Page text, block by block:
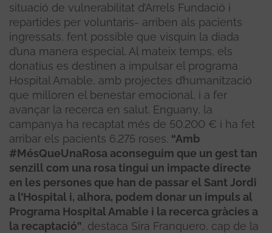
situació de vulnerabilitat d’Arrels Fundació i
repartides per voluntaris- arriben als pacients
ingressats, fent possible que visquin la diada
d’una manera especial. Al mateix temps, els
donatius es destinen a impulsar el programa
Hospital Amable, amb projectes d’humanització
que milloren el benestar emocional, i a fer
avançar la recerca en salut. Enguany, la
campanya ha recaptat més de 50.200 € i ha fet
arribar els pacients 6.275 roses. “Amb
#MésQueUnaRosa aconseguim que un gest tan
senzill com una rosa tingui un impacte directe
en les persones que han de passar el Sant Jordi
a l’Hospital i, alhora, podem donar un impuls al
Programa Hospital Amable i la recerca gràcies a
la recaptació”, destaca Sira Franquero, cap de la